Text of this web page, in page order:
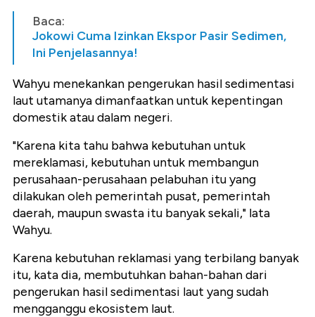
Baca:
Jokowi Cuma Izinkan Ekspor Pasir Sedimen,
Ini Penjelasannya!
Wahyu menekankan pengerukan hasil sedimentasi
laut utamanya dimanfaatkan untuk kepentingan
domestik atau dalam negeri.
"Karena kita tahu bahwa kebutuhan untuk
mereklamasi, kebutuhan untuk membangun
perusahaan-perusahaan pelabuhan itu yang
dilakukan oleh pemerintah pusat, pemerintah
daerah, maupun swasta itu banyak sekali," lata
Wahyu.
Karena kebutuhan reklamasi yang terbilang banyak
itu, kata dia, membutuhkan bahan-bahan dari
pengerukan hasil sedimentasi laut yang sudah
mengganggu ekosistem laut.